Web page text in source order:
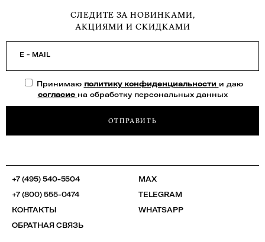
СЛЕДИТЕ ЗА НОВИНКАМИ,
АКЦИЯМИ И СКИДКАМИ
E - MAIL
Принимаю политику конфиденциальности и даю
согласие на обработку персональных данных
ОТПРАВИТЬ
+7 (495) 540-5504
+7 (800) 555-0474
КОНТАКТЫ
ОБРАТНАЯ СВЯЗЬ
MAX
TELEGRAM
WHATSAPP